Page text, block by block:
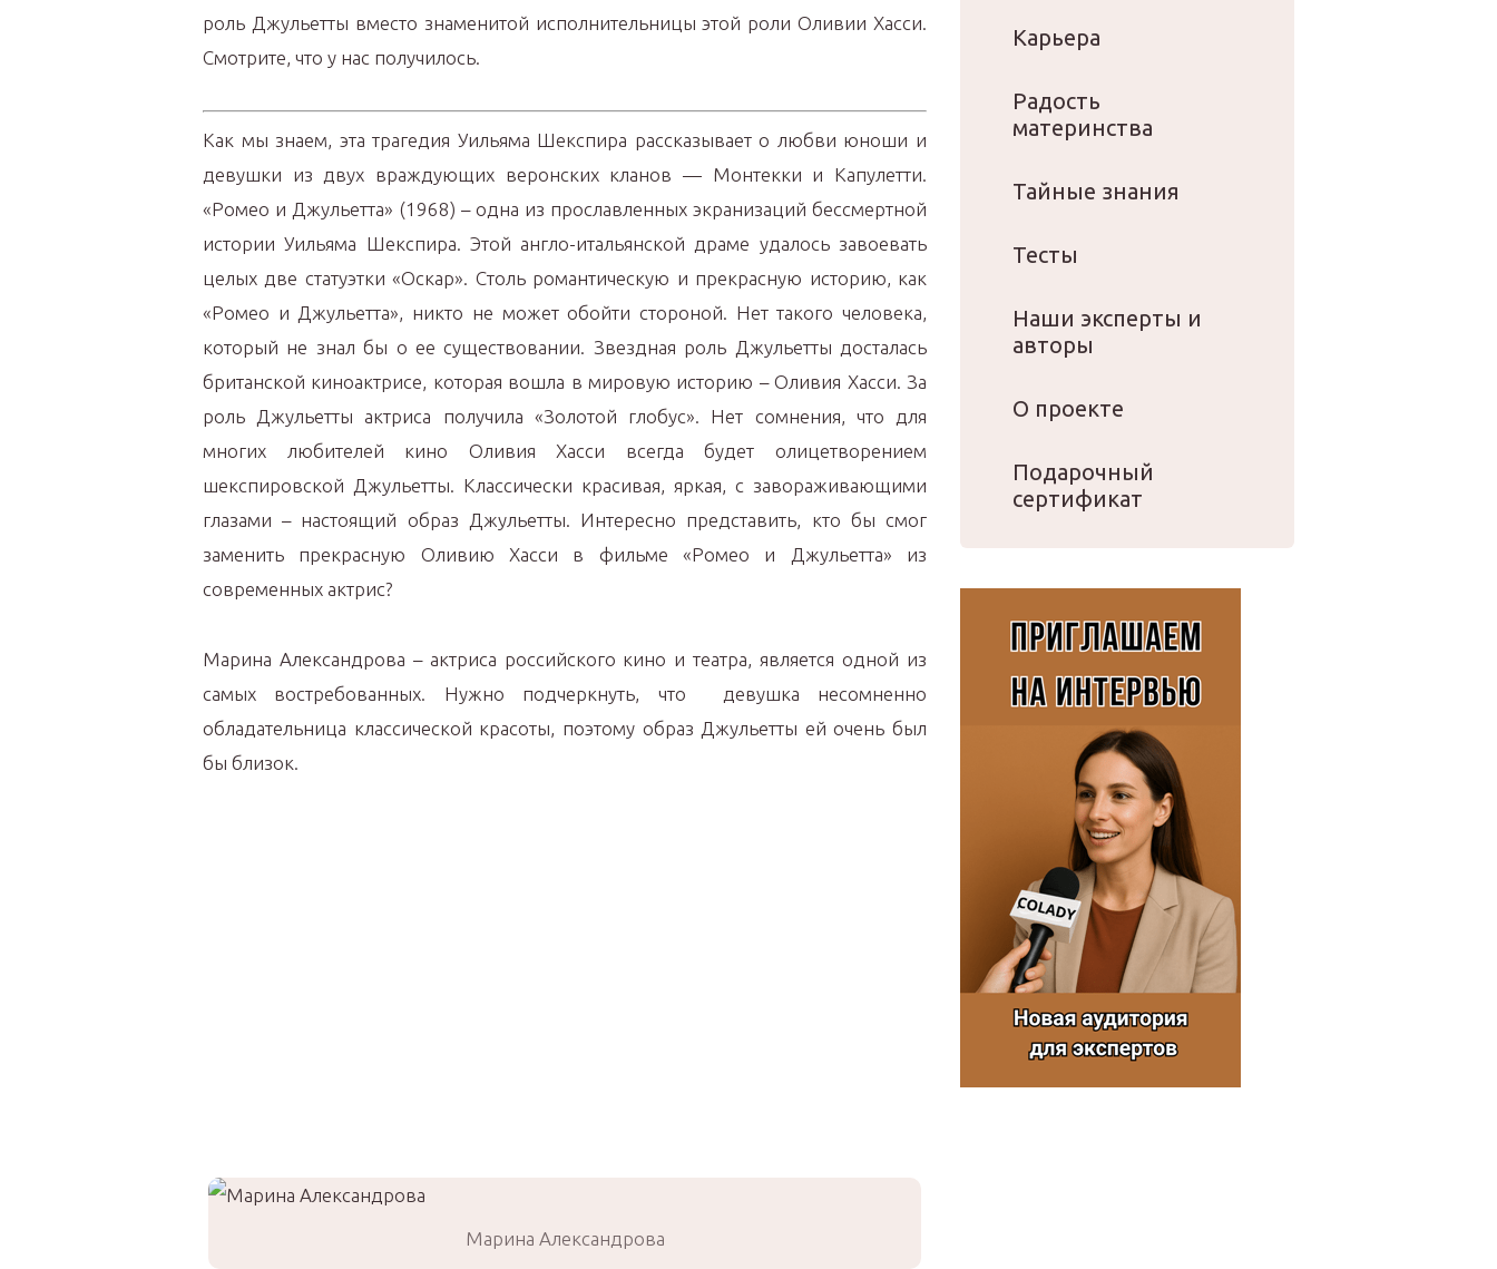
роль Джульетты вместо знаменитой исполнительницы этой роли Оливии Хасси.
Смотрите, что у нас получилось.
Как мы знаем, эта трагедия Уильяма Шекспира рассказывает о любви юноши и
девушки из двух враждующих веронских кланов — Монтекки и Капулетти.
«Ромео и Джульетта» (1968) – одна из прославленных экранизаций бессмертной
истории Уильяма Шекспира. Этой англо-итальянской драме удалось завоевать
целых две статуэтки «Оскар». Столь романтическую и прекрасную историю, как
«Ромео и Джульетта», никто не может обойти стороной. Нет такого человека,
который не знал бы о ее существовании. Звездная роль Джульетты досталась
британской киноактрисе, которая вошла в мировую историю – Оливия Хасси. За
роль Джульетты актриса получила «Золотой глобус». Нет сомнения, что для
многих любителей кино Оливия Хасси всегда будет олицетворением
шекспировской Джульетты. Классически красивая, яркая, с завораживающими
глазами – настоящий образ Джульетты. Интересно представить, кто бы смог
заменить прекрасную Оливию Хасси в фильме «Ромео и Джульетта» из
современных актрис?
Марина Александрова – актриса российского кино и театра, является одной из
самых востребованных. Нужно подчеркнуть, что девушка несомненно
обладательница классической красоты, поэтому образ Джульетты ей очень был
бы близок.
Марина Александрова
Карьера
Радость
материнства
Тайные знания
Тесты
Наши эксперты и
авторы
О проекте
Подарочный
сертификат